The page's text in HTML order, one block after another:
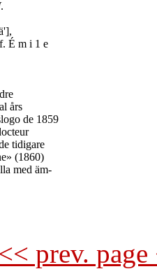
É m i 1 e
års
de 1859
tidigare
(1860)
med äm-
<< prev.